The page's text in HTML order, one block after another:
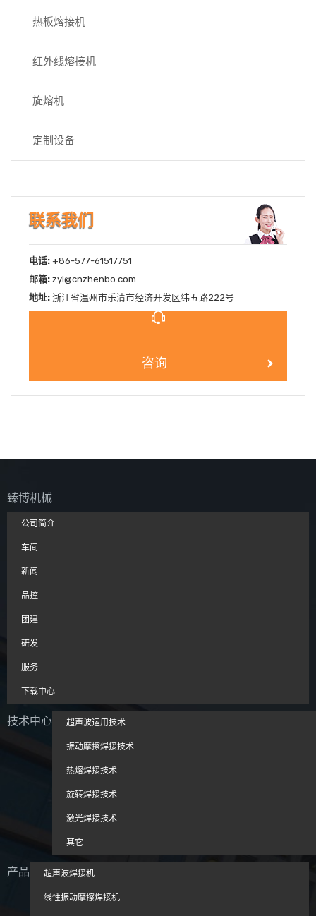
热板熔接机
红外线熔接机
旋熔机
定制设备
联系我们
电话: +86-577-61517751
邮箱: zyl@cnzhenbo.com
地址: 浙江省温州市乐清市经济开发区纬五路222号
咨询
臻博机械
公司简介
车间
新闻
品控
团建
研发
服务
下载中心
技术中心 超声波运用技术
振动摩擦焊接技术
热熔焊接技术
旋转焊接技术
激光焊接技术
其它
产品 超声波焊接机
线性振动摩擦焊接机